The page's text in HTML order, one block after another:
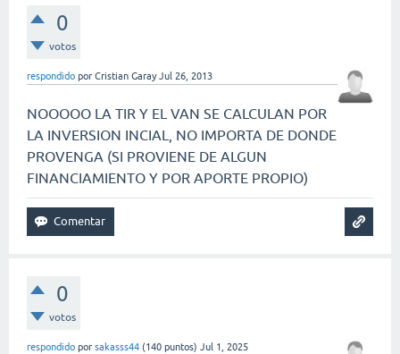
0
votos
respondido por Cristian Garay Jul 26, 2013
NOOOOO LA TIR Y EL VAN SE CALCULAN POR
LA INVERSION INCIAL, NO IMPORTA DE DONDE
PROVENGA (SI PROVIENE DE ALGUN
FINANCIAMIENTO Y POR APORTE PROPIO)
0
votos
respondido por sakasss44 (140 puntos) Jul 1, 2025